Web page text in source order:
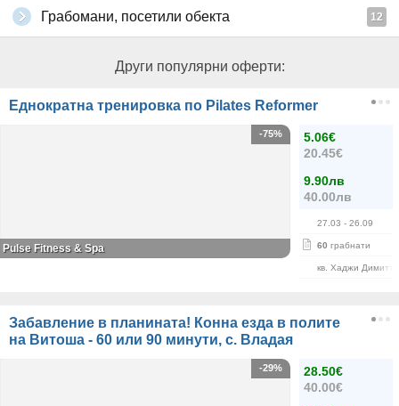
Грабомани, посетили обекта 12
Други популярни оферти:
Еднократна тренировка по Pilates Reformer
5.06€
20.45€
9.90лв
40.00лв
27.03 - 26.09
60 грабнати
кв. Хаджи Димитър
-75%
Pulse Fitness & Spa
Забавление в планината! Конна езда в полите
на Витоша - 60 или 90 минути, с. Владая
28.50€
40.00€
-29%